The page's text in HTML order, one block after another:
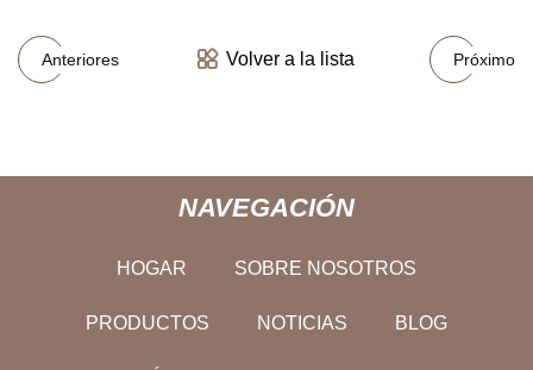
Anteriores Volver a la lista Próximo
NAVEGACIÓN
HOGAR SOBRE NOSOTROS
PRODUCTOS NOTICIAS BLOG